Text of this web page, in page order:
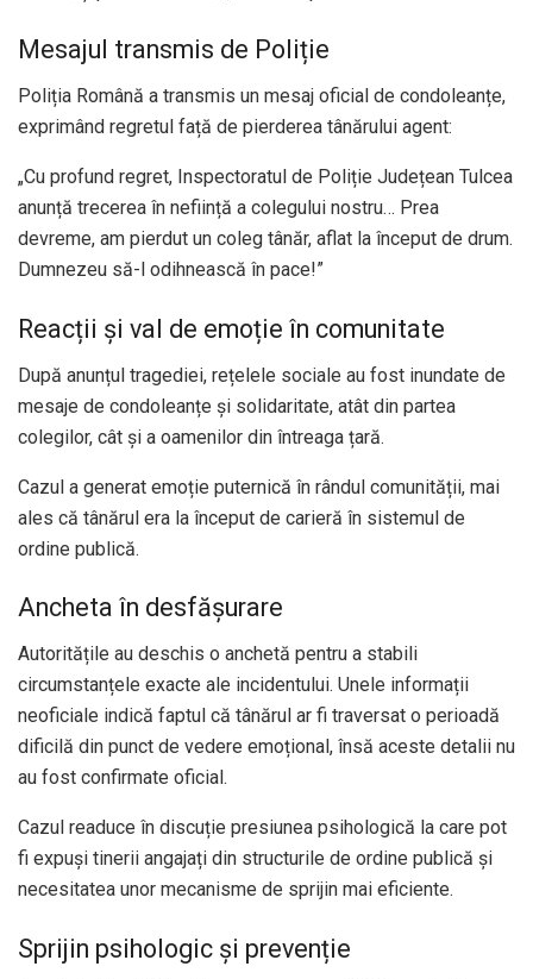
Mesajul transmis de Poliție
Poliția Română a transmis un mesaj oficial de condoleanțe,
exprimând regretul față de pierderea tânărului agent:
„Cu profund regret, Inspectoratul de Poliție Județean Tulcea
anunță trecerea în neființă a colegului nostru… Prea
devreme, am pierdut un coleg tânăr, aflat la început de drum.
Dumnezeu să-l odihnească în pace!”
Reacții și val de emoție în comunitate
După anunțul tragediei, rețelele sociale au fost inundate de
mesaje de condoleanțe și solidaritate, atât din partea
colegilor, cât și a oamenilor din întreaga țară.
Cazul a generat emoție puternică în rândul comunității, mai
ales că tânărul era la început de carieră în sistemul de
ordine publică.
Ancheta în desfășurare
Autoritățile au deschis o anchetă pentru a stabili
circumstanțele exacte ale incidentului. Unele informații
neoficiale indică faptul că tânărul ar fi traversat o perioadă
dificilă din punct de vedere emoțional, însă aceste detalii nu
au fost confirmate oficial.
Cazul readuce în discuție presiunea psihologică la care pot
fi expuși tinerii angajați din structurile de ordine publică și
necesitatea unor mecanisme de sprijin mai eficiente.
Sprijin psihologic și prevenție